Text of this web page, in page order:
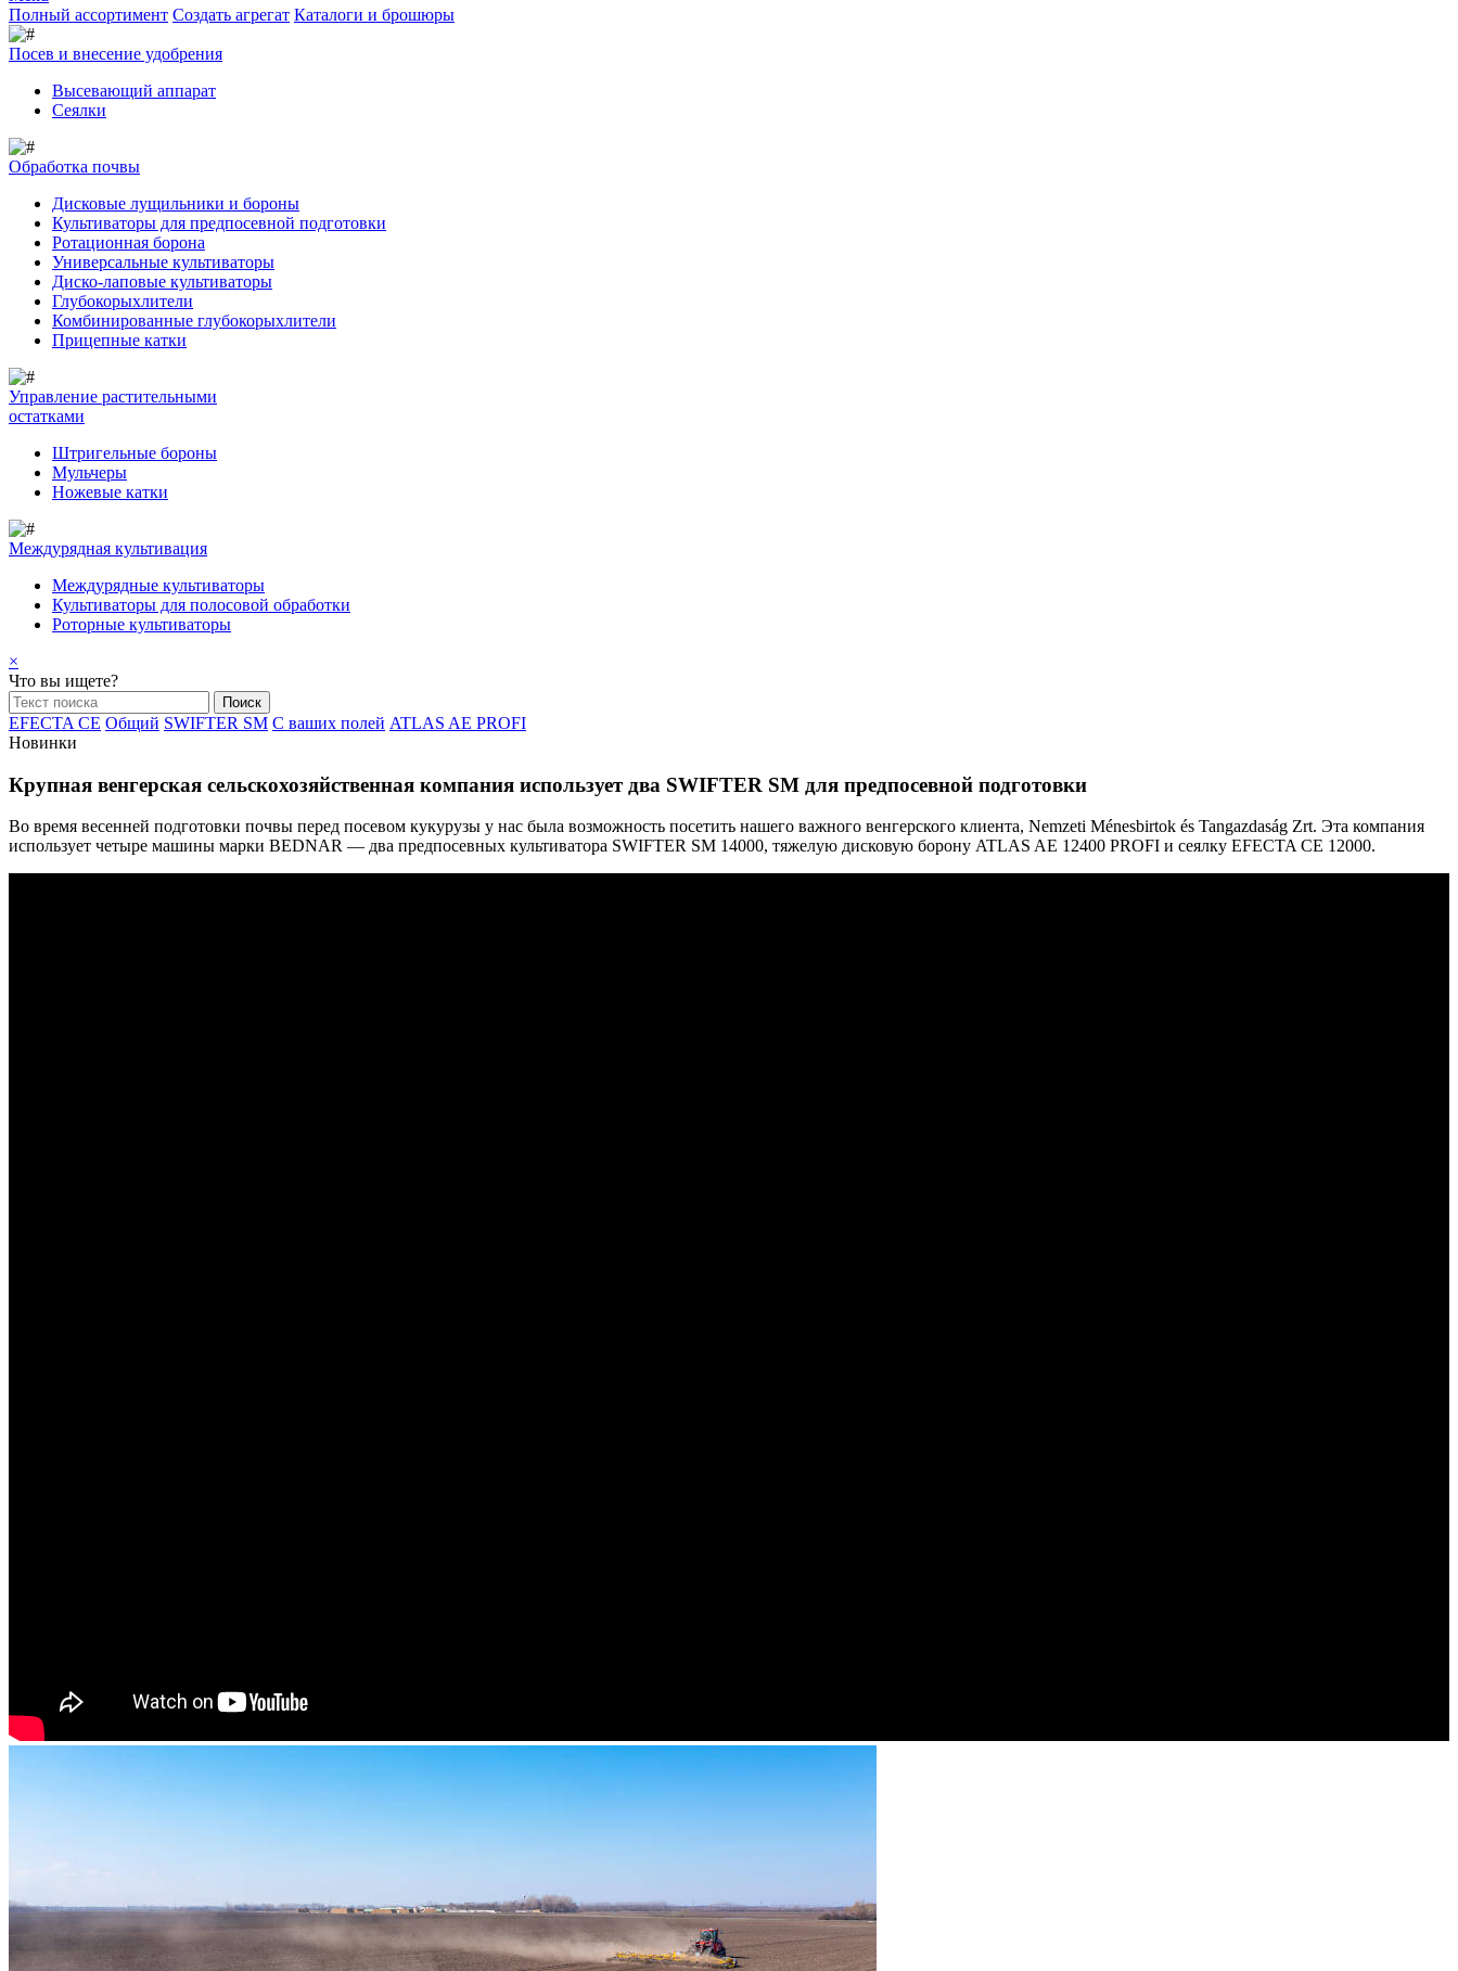
Полный ассортимент Создать агрегат Каталоги и брошюры
Посев и внесение удобрения
Высевающий аппарат
Сеялки
Обработка почвы
Дисковые лущильники и бороны
Культиваторы для предпосевной подготовки
Ротационная борона
Универсальные культиваторы
Диско-лаповые культиваторы
Глубокорыхлители
Комбинированные глубокорыхлители
Прицепные катки
Управление растительными
остатками
Штригельные бороны
Мульчеры
Ножевые катки
Междурядная культивация
Междурядные культиваторы
Культиваторы для полосовой обработки
Роторные культиваторы
×
Что вы ищете?
EFECTA CE Общий SWIFTER SM С ваших полей ATLAS AE PROFI
Новинки
Крупная венгерская сельскохозяйственная компания использует два SWIFTER SM для предпосевной подготовки
Во время весенней подготовки почвы перед посевом кукурузы у нас была возможность посетить нашего важного венгерского клиента, Nemzeti Ménesbirtok és Tangazdaság Zrt. Эта компания
использует четыре машины марки BEDNAR — два предпосевных культиватора SWIFTER SM 14000, тяжелую дисковую борону ATLAS AE 12400 PROFI и сеялку EFECTA CE 12000.